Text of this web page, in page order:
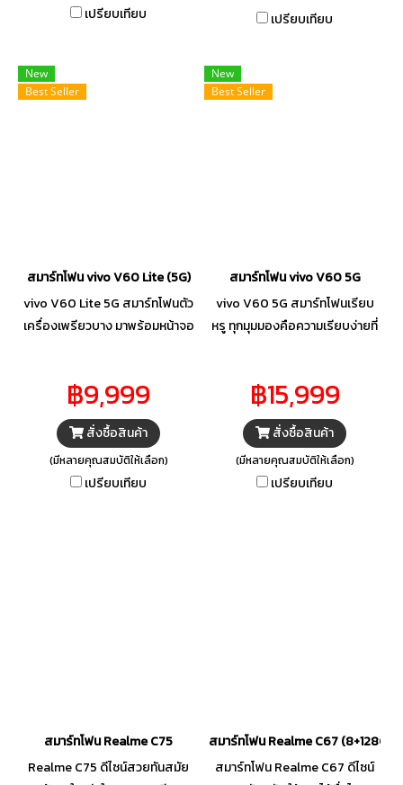
เปรียบเทียบ เปรียบเทียบ
New
Best Seller
สมาร์ทโฟน vivo V60 Lite (5G)
vivo V60 Lite 5G สมาร์ทโฟนตัว
เครื่องเพรียวบาง มาพร้อมหน้าจอ
ใหม่ กันน้ำกันฝุ่น IP65 แบตเตอรี่
ยาวนานใช้ได้ทั้งวัน เป็นเจ้าของกัน
ได้แล้ววันนี้ปักลงตะกร้าได้เลย
฿9,999
สั่งซื้อสินค้า
(มีหลายคุณสมบัติให้เลือก)
เปรียบเทียบ
New
Best Seller
สมาร์ทโฟน vivo V60 5G
vivo V60 5G สมาร์ทโฟนเรียบ
หรู ทุกมุมมองคือความเรียบง่ายที่
และป้องกันฝุ่นอย่างดีเยี่ยม การ
แช่น้ำ และมือที่เปียกหรือมัน ให้คุณ
ใช้งานได้อย่างไร้กังวลในทุกสภาพ
แวดล้อม พร้อมระบบกันตกขั้นสูง
฿15,999
สั่งซื้อสินค้า
(มีหลายคุณสมบัติให้เลือก)
เปรียบเทียบ
สมาร์ทโฟน Realme C75
Realme C75 ดีไซน์สวยทันสมัย
สมาร์ทโฟน Realme C67 (8+128GB)
สมาร์ทโฟน Realme C67 ดีไซน์